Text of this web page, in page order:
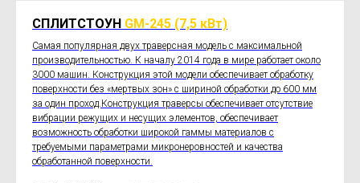
СПЛИТСТОУН GM-245 (7,5 кВт)
Самая популярная двух траверсная модель с максимальной
производительностью. К началу 2014 года в мире работает около
3000 машин. Конструкция этой модели обеспечивает обработку
поверхности без «мертвых зон» с шириной обработки до 600 мм
за один проход.Конструкция траверсы обеспечивает отсутствие
вибрации режущих и несущих элементов, обеспечивает
возможность обработки широкой гаммы материалов с
требуемыми параметрами микронеровностей и качества
обработанной поверхности.